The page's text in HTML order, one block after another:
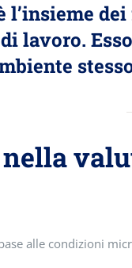
l’insieme
lavoro.
alle condizioni